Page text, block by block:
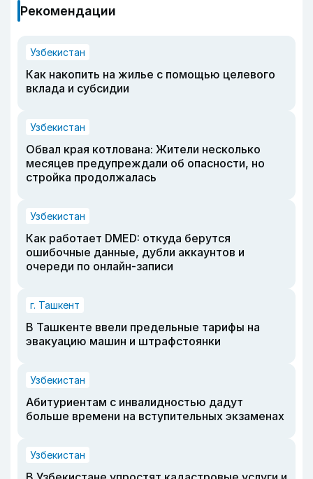
Рекомендации
Узбекистан
Как накопить на жилье с помощью целевого
вклада и субсидии
Узбекистан
Обвал края котлована: Жители несколько
месяцев предупреждали об опасности, но
стройка продолжалась
Узбекистан
Как работает DMED: откуда берутся
ошибочные данные, дубли аккаунтов и
очереди по онлайн-записи
г. Ташкент
В Ташкенте ввели предельные тарифы на
эвакуацию машин и штрафстоянки
Узбекистан
Абитуриентам с инвалидностью дадут
больше времени на вступительных экзаменах
Узбекистан